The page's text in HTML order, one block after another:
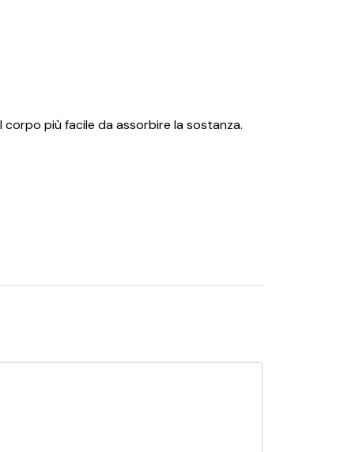
più facile da assorbire la sostanza.